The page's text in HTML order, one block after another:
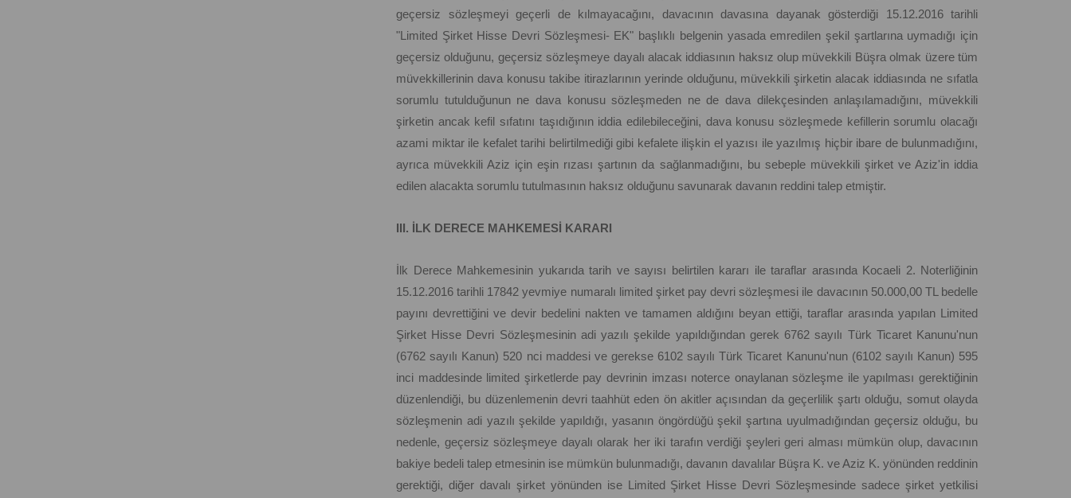
geçersiz sözleşmeyi geçerli de kılmayacağını, davacının davasına dayanak gösterdiği 15.12.2016 tarihli
"Limited Şirket Hisse Devri Sözleşmesi- EK" başlıklı belgenin yasada emredilen şekil şartlarına uymadığı için
geçersiz olduğunu, geçersiz sözleşmeye dayalı alacak iddiasının haksız olup müvekkili Büşra olmak üzere tüm
müvekkillerinin dava konusu takibe itirazlarının yerinde olduğunu, müvekkili şirketin alacak iddiasında ne sıfatla
sorumlu tutulduğunun ne dava konusu sözleşmeden ne de dava dilekçesinden anlaşılamadığını, müvekkili
şirketin ancak kefil sıfatını taşıdığının iddia edilebileceğini, dava konusu sözleşmede kefillerin sorumlu olacağı
azami miktar ile kefalet tarihi belirtilmediği gibi kefalete ilişkin el yazısı ile yazılmış hiçbir ibare de bulunmadığını,
ayrıca müvekkili Aziz için eşin rızası şartının da sağlanmadığını, bu sebeple müvekkili şirket ve Aziz'in iddia
edilen alacakta sorumlu tutulmasının haksız olduğunu savunarak davanın reddini talep etmiştir.
III. İLK DERECE MAHKEMESİ KARARI
İlk Derece Mahkemesinin yukarıda tarih ve sayısı belirtilen kararı ile taraflar arasında Kocaeli 2. Noterliğinin
15.12.2016 tarihli 17842 yevmiye numaralı limited şirket pay devri sözleşmesi ile davacının 50.000,00 TL bedelle
payını devrettiğini ve devir bedelini nakten ve tamamen aldığını beyan ettiği, taraflar arasında yapılan Limited
Şirket Hisse Devri Sözleşmesinin adi yazılı şekilde yapıldığından gerek 6762 sayılı Türk Ticaret Kanunu'nun
(6762 sayılı Kanun) 520 nci maddesi ve gerekse 6102 sayılı Türk Ticaret Kanunu'nun (6102 sayılı Kanun) 595
inci maddesinde limited şirketlerde pay devrinin imzası noterce onaylanan sözleşme ile yapılması gerektiğinin
düzenlendiği, bu düzenlemenin devri taahhüt eden ön akitler açısından da geçerlilik şartı olduğu, somut olayda
sözleşmenin adi yazılı şekilde yapıldığı, yasanın öngördüğü şekil şartına uyulmadığından geçersiz olduğu, bu
nedenle, geçersiz sözleşmeye dayalı olarak her iki tarafın verdiği şeyleri geri alması mümkün olup, davacının
bakiye bedeli talep etmesinin ise mümkün bulunmadığı, davanın davalılar Büşra K. ve Aziz K. yönünden reddinin
gerektiği, diğer davalı şirket yönünden ise Limited Şirket Hisse Devri Sözleşmesinde sadece şirket yetkilisi